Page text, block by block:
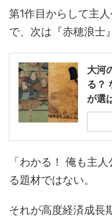
第1作目からして主
で、次は『赤穂浪士
大河
る？
が選
「わかる！ 俺も主
る題材ではない。
それが高度経済成長